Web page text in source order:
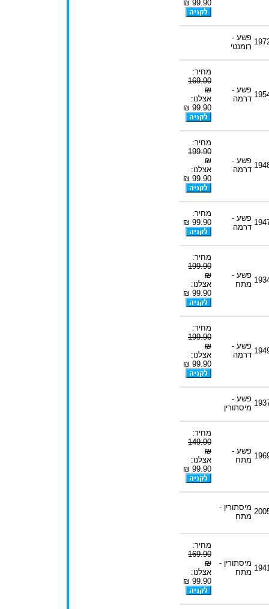
99.90 ₪
פשע -
רומנטי
פשע -
דרמה
מחיר:
169.90
₪
אצלנו:
99.90 ₪
פשע -
דרמה
מחיר:
199.90
₪
אצלנו:
99.90 ₪
פשע -
דרמה
מחיר:
99.90 ₪
פשע -
מתח
מחיר:
199.90
₪
אצלנו:
99.90 ₪
פשע -
דרמה
מחיר:
199.90
₪
אצלנו:
99.90 ₪
פשע -
מיסתורין
פשע -
מתח
מחיר:
149.90
₪
אצלנו:
99.90 ₪
מיסתורין -
מתח
מיסתורין -
מתח
מחיר:
169.90
₪
אצלנו:
99.90 ₪